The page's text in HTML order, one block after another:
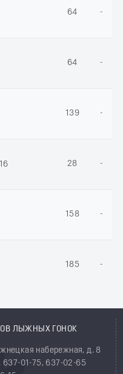
64 -
64 -
139 -
28 -
158 -
185 -
ЛЫЖНЫХ ГОНОК
набережная, д. 8
637-01-75, 637-02-65